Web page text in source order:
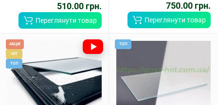
510.00 грн.
Переглянути товар
750.00 грн.
Переглянути товар
АКЦІЯ
HIT
ТОП
ТОП